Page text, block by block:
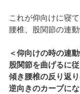
これが仰向けに寝
腰椎、股関節の連動
＜仰向けの時の連
股関節を曲げるに
傾き腰椎の反り返り
逆向きのカーブにな